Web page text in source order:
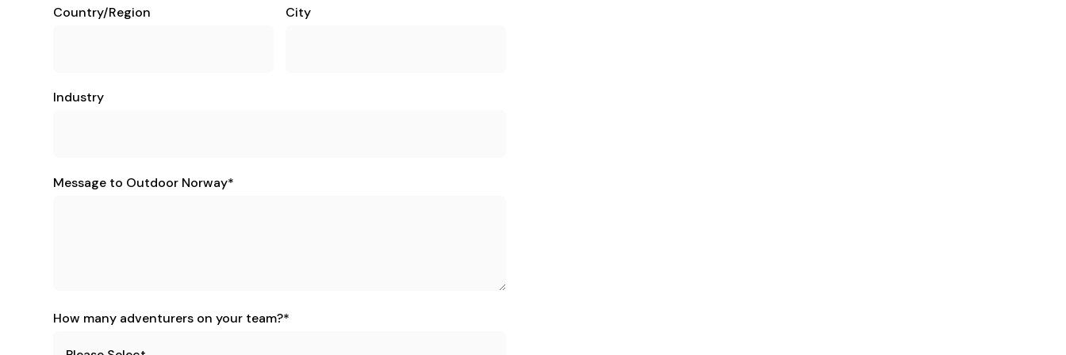
Country/Region City
Industry
Message to Outdoor Norway*
How many adventurers on your team?*